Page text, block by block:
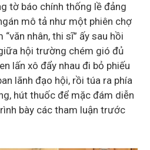
tờ báo chính thống lề đảng
mô tả như một phiên chợ
nhân, thi sĩ” ấy sau hồi
hội trường chém gió đủ
lấn xô đẩy nhau đi bỏ phiếu
lãnh đạo hội, rồi túa ra phía
hút thuốc để mặc đám diễn
bày các tham luận trước